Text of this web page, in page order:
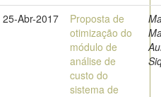
25-Abr-2017
Proposta de
otimização do
módulo de
análise de
custo do
sistema de